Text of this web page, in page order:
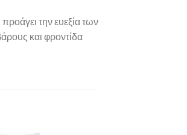
την ευεξία των
και φροντίδα